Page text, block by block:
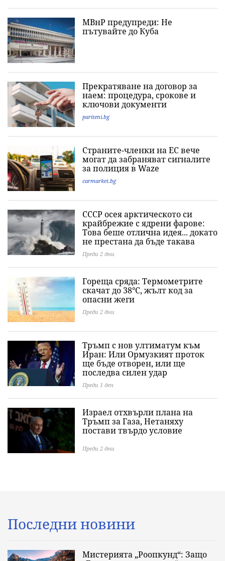
МВнР предупреди: Не
пътувайте до Куба
Прекратяване на договор за
наем: процедура, срокове и
ключови документи
pariteni.bg
Страните-членки на ЕС вече
могат да забраняват сигналите
за полиция в Waze
carmarket.bg
СССР осея арктическото си
крайбрежие с ядрени фарове:
Това беше отлична идея... докато
не престана да бъде такава
Преди 2 дни
Гореща сряда: Термометрите
скачат до 38°C, жълт код за
опасни жеги
Преди 2 дни
Тръмп с нов ултиматум към
Иран: Или Ормузкият проток
ще бъде отворен, или ще
последва силен удар
Преди 1 ден
Израел отхвърли плана на
Тръмп за Газа, Нетаняху
постави твърдо условие
Преди 2 дни
Последни новини
Мистерията „Роопкунд“: Защо